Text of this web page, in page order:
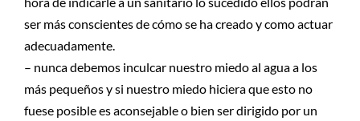
ser más conscientes de cómo se ha creado y como actuar
adecuadamente.
– nunca debemos inculcar nuestro miedo al agua a los
más pequeños y si nuestro miedo hiciera que esto no
fuese posible es aconsejable o bien ser dirigido por un